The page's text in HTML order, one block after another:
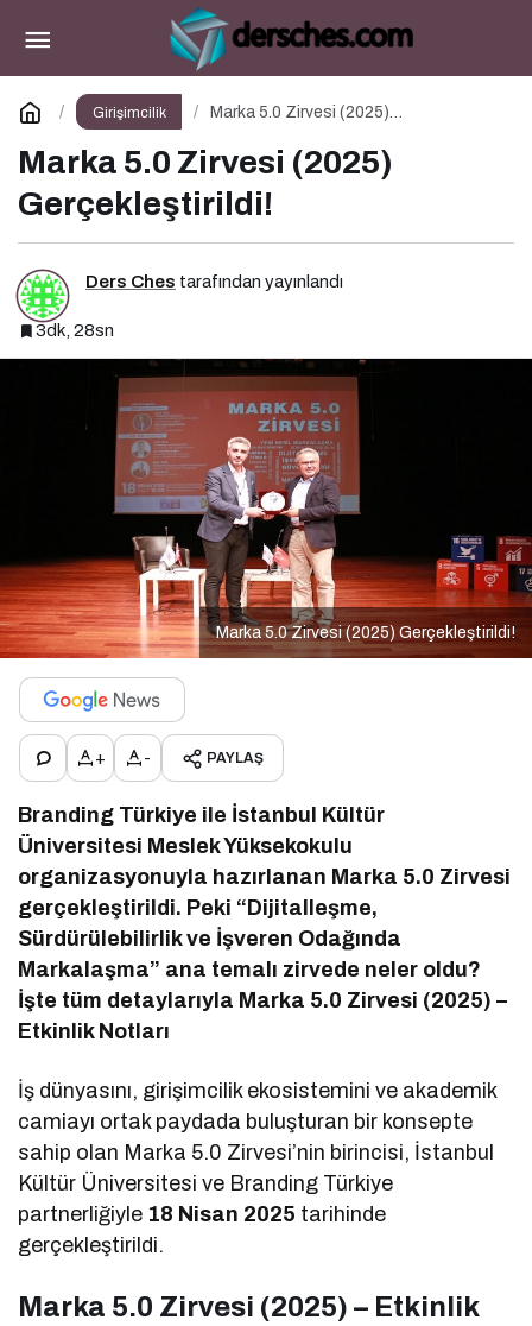
Girişimcilik
Marka 5.0 Zirvesi (2025)
Marka 5.0 Zirvesi (2025)
Gerçekleştirildi!
Ders Ches tarafından yayınlandı
3dk, 28sn
Marka 5.0 Zirvesi (2025) Gerçekleştirildi!
+ - PAYLAŞ
Branding Türkiye ile İstanbul Kültür
Üniversitesi Meslek Yüksekokulu
organizasyonuyla hazırlanan Marka 5.0 Zirvesi
gerçekleştirildi. Peki “Dijitalleşme,
Sürdürülebilirlik ve İşveren Odağında
Markalaşma” ana temalı zirvede neler oldu?
İşte tüm detaylarıyla Marka 5.0 Zirvesi (2025) –
Etkinlik Notları
İş dünyasını, girişimcilik ekosistemini ve akademik
camiayı ortak paydada buluşturan bir konsepte
sahip olan Marka 5.0 Zirvesi’nin birincisi, İstanbul
Kültür Üniversitesi ve Branding Türkiye
partnerliğiyle 18 Nisan 2025 tarihinde
gerçekleştirildi.
Marka 5.0 Zirvesi (2025) – Etkinlik
Time to Talk Yorum Yap